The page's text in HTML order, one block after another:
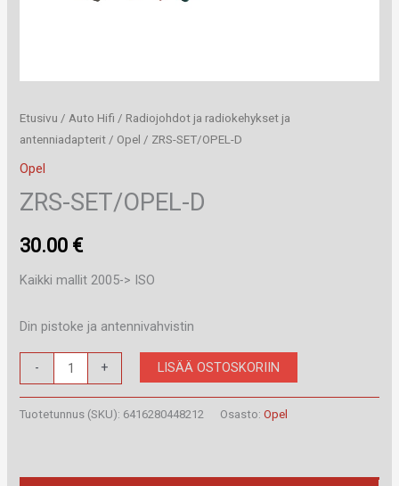
Etusivu / Auto Hifi / Radiojohdot ja radiokehykset ja
antenniadapterit / Opel / ZRS-SET/OPEL-D
Opel
ZRS-SET/OPEL-D
30.00 €
Kaikki mallit 2005-> ISO
Din pistoke ja antennivahvistin
-
SET/OPEL-
D
+ LISÄÄ OSTOSKORIIN
Tuotetunnus (SKU): 6416280448212 Osasto:Opel